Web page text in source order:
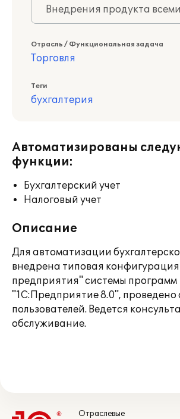
Внедрения продукта
Отрасль / Функциональная задача
Торговля
Теги
бухгалтерия
Автоматизированы
функции:
Бухгалтерский учет
Налоговый учет
Описание
Для автоматизации
внедрена типовая конфигурация
предприятия" системы программ
"1С:Предприятие 8.0", проведено
пользователей. Ведется
обслуживание.
Отраслевые